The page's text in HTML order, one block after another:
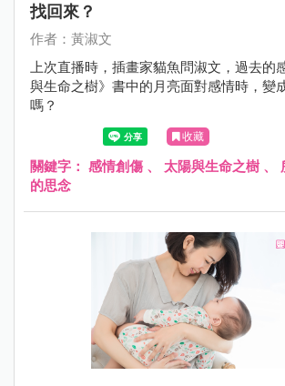
找回來？
作者：黃淑文
上次直播時，插畫家貓魚問淑文，過去的
與生命之樹》書中的月亮面對感情時，變
嗎？
收藏
關鍵字： 感情創傷 、 太陽與生命之樹 、
的思念